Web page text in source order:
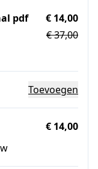
pdf
€ 14,00
€ 37,00
Toevoegen
€ 14,00